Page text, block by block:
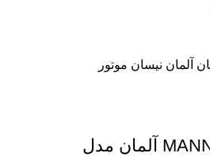
فیلتر روغن مان MANN آلمان مدل